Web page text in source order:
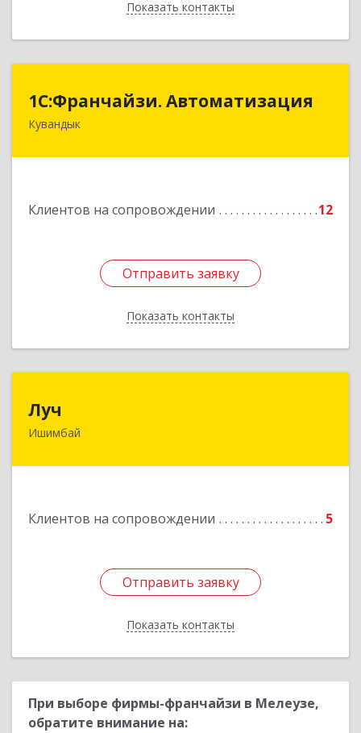
Показать контакты
Назад
1С:Франчайзи. Автоматизация
Кувандык
Клиентов на сопровождении 12
Отправить заявку
Показать контакты
1С:Франчайзи. Автоматизация
462220, Оренбургская обл, Кувандыкский р-н,
Отправить заявку
Назад
Луч
Ишимбай
Клиентов на сопровождении 5
Отправить заявку
Показать контакты
453215, Башкортостан Респ, Ишимбайский р-н,
Отправить заявку
Назад
При выборе фирмы-франчайзи в Мелеузе,
обратите внимание на: